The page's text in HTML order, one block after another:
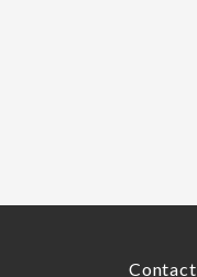
Contact